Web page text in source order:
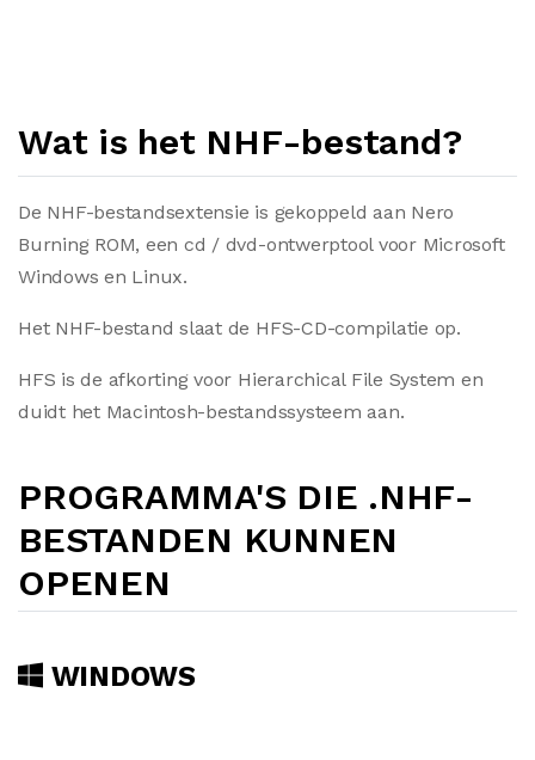
Wat is het NHF-bestand?
De NHF-bestandsextensie is gekoppeld aan Nero
Burning ROM, een cd / dvd-ontwerptool voor Microsoft
Windows en Linux.
Het NHF-bestand slaat de HFS-CD-compilatie op.
HFS is de afkorting voor Hierarchical File System en
duidt het Macintosh-bestandssysteem aan.
PROGRAMMA'S DIE .NHF-
BESTANDEN KUNNEN
OPENEN
WINDOWS